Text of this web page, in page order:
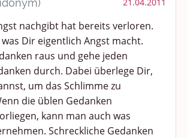
Support
Sinnlosigkeit
nachgibt hat bereits verloren.
Dir eigentlich Angst macht.
raus und gehe jeden
durch. Dabei überlege Dir,
um das Schlimme zu
die üblen Gedanken
kann man auch was
Schreckliche Gedanken